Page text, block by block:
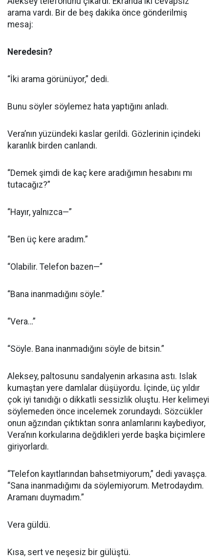
arama vardı. Bir de beş dakika önce gönderilmiş
mesaj:
Neredesin?
“İki arama görünüyor,” dedi.
Bunu söyler söylemez hata yaptığını anladı.
Vera’nın yüzündeki kaslar gerildi. Gözlerinin içindeki
karanlık birden canlandı.
“Demek şimdi de kaç kere aradığımın hesabını mı
tutacağız?”
“Hayır, yalnızca—”
“Ben üç kere aradım.”
“Olabilir. Telefon bazen—”
“Bana inanmadığını söyle.”
“Vera…”
“Söyle. Bana inanmadığını söyle de bitsin.”
Aleksey, paltosunu sandalyenin arkasına astı. Islak
kumaştan yere damlalar düşüyordu. İçinde, üç yıldır
çok iyi tanıdığı o dikkatli sessizlik oluştu. Her kelimeyi
söylemeden önce incelemek zorundaydı. Sözcükler
onun ağzından çıktıktan sonra anlamlarını kaybediyor,
Vera’nın korkularına değdikleri yerde başka biçimlere
giriyorlardı.
“Telefon kayıtlarından bahsetmiyorum,” dedi yavaşça.
“Sana inanmadığımı da söylemiyorum. Metrodaydım.
Aramanı duymadım.”
Vera güldü.
Kısa, sert ve neşesiz bir gülüştü.